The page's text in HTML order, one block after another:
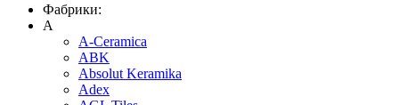
Фабрики:
A
A-Ceramica
ABK
Absolut Keramika
Adex